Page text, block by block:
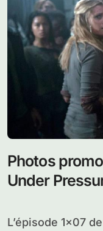
Photos
Under
L’épisode 1×07 de The 100 intitulé « Contents